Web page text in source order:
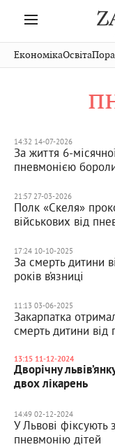
Івано-
Франківськ
Рівне
Чернівці
ЕкономікаОсвіта
14:32 14-07-2026
За життя 6-
пневмонією
21:57 27-03-2026
Полк «Скеля»
військових від
17:24 10-10-2025
За смерть дитини
років в’язниці
11:13 03-06-2025
Закарпатка
смерть дитини від
13:15 11-12-2024
Дворічну
двох лікарень
14:49 02-12-2024
У Львові фіксують
пневмонію дітей